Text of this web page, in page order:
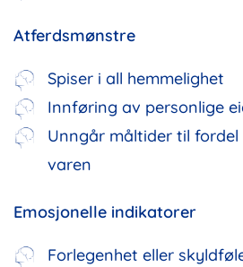
Atferdsmønstre
Spiser i all hemmelighet
Innføring av personlige
Unngår måltider til
varen
Emosjonelle indikatorer
Forlegenhet eller